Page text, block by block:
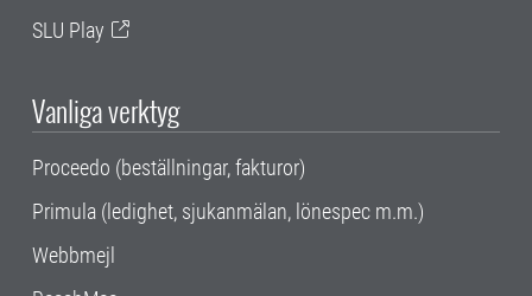
SLU Play
Vanliga verktyg
Proceedo (beställningar, fakturor)
Primula (ledighet, sjukanmälan, lönespec m.m.)
Webbmejl